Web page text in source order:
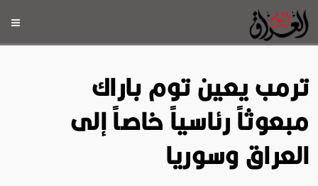
ترمب يعين توم باراك
مبعوثاً رئاسياً خاصاً إلى
العراق وسوريا